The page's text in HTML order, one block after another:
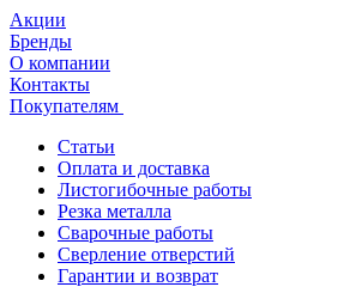
Акции
Бренды
О компании
Контакты
Покупателям
Статьи
Оплата и доставка
Листогибочные работы
Резка металла
Сварочные работы
Сверление отверстий
Гарантии и возврат